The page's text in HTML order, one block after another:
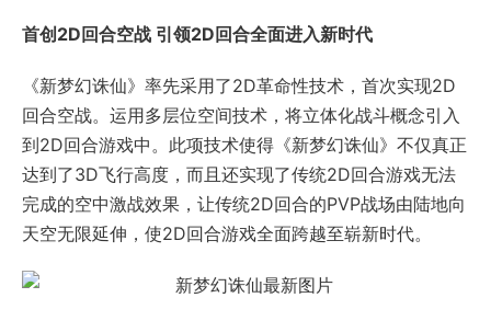
首创2D回合空战 引领2D回合全面进入新时代
《新梦幻诛仙》率先采用了2D革命性技术，首次实现2D
回合空战。运用多层位空间技术，将立体化战斗概念引入
到2D回合游戏中。此项技术使得《新梦幻诛仙》不仅真正
达到了3D飞行高度，而且还实现了传统2D回合游戏无法
完成的空中激战效果，让传统2D回合的PVP战场由陆地向
天空无限延伸，使2D回合游戏全面跨越至崭新时代。